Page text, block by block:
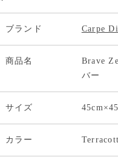
ブランド Carpe
商品名
Brave
バー
サイズ
カラー